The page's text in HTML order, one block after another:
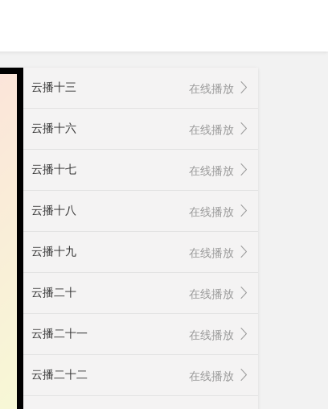
在线播放
云播十三
在线播放
云播十六
在线播放
云播十七
在线播放
云播十八
在线播放
云播十九
在线播放
云播二十
在线播放
云播二十一
在线播放
云播二十二